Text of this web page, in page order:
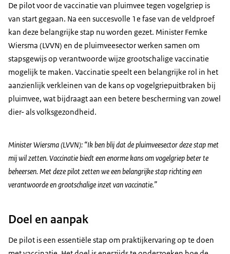
De pilot voor de vaccinatie van pluimvee tegen vogelgriep is
van start gegaan. Na een succesvolle 1e fase van de veldproef
kan deze belangrijke stap nu worden gezet. Minister Femke
Wiersma (LVVN) en de pluimveesector werken samen om
stapsgewijs op verantwoorde wijze grootschalige vaccinatie
mogelijk te maken. Vaccinatie speelt een belangrijke rol in het
aanzienlijk verkleinen van de kans op vogelgriepuitbraken bij
pluimvee, wat bijdraagt aan een betere bescherming van zowel
dier- als volksgezondheid.
Minister Wiersma (LVVN): “Ik ben blij dat de pluimveesector deze stap met
mij wil zetten. Vaccinatie biedt een enorme kans om vogelgriep beter te
beheersen. Met deze pilot zetten we een belangrijke stap richting een
verantwoorde en grootschalige inzet van vaccinatie.”
Doel en aanpak
De pilot is een essentiële stap om praktijkervaring op te doen